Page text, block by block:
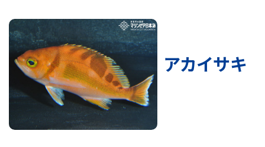
アカイサキ